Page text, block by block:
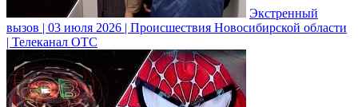
Экстренный
вызов | 03 июля 2026 | Происшествия Новосибирской области
| Телеканал ОТС